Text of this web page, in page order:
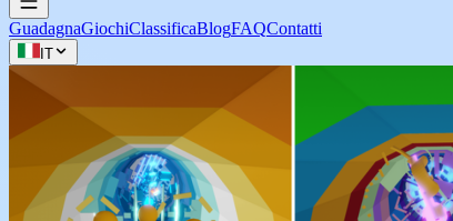
GuadagnaGiochiClassificaBlogFAQContatti
IT